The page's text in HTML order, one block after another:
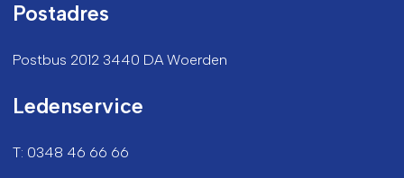
Postadres
Postbus 2012 3440 DA Woerden
Ledenservice
T: 0348 46 66 66